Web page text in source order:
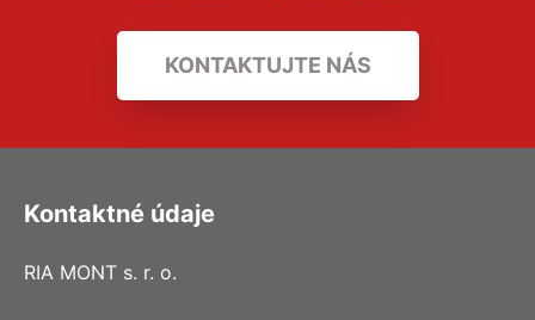
KONTAKTUJTE NÁS
Kontaktné údaje
RIA MONT s. r. o.